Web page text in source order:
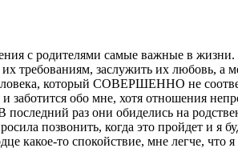
с родителями самые важные в жизни.
их требованиям, заслужить их любовь,
который СОВЕРШЕННО не
заботится обо мне, хотя отношения
раз они обиделись на
позвонить, когда это пройдет и я
какое-то спокойствие, мне легче,